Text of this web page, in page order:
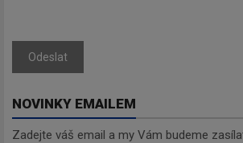
Odeslat
NOVINKY EMAILEM
Zadejte váš email a my Vám budeme